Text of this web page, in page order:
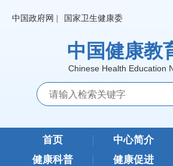
中国政府网 | 国家卫生健康委
中国健康教
Chinese Health Education
首页 中心简介
健康科普
健康促进